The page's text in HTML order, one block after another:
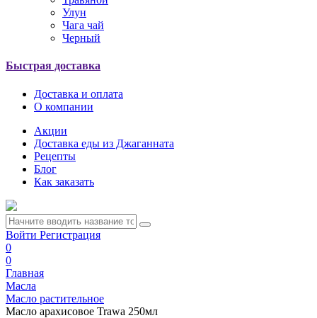
Улун
Чага чай
Черный
Быстрая доставка
Доставка и оплата
О компании
Акции
Доставка еды из Джаганната
Рецепты
Блог
Как заказать
Войти Регистрация
0
0
Главная
Масла
Масло растительное
Масло арахисовое Trawa 250мл